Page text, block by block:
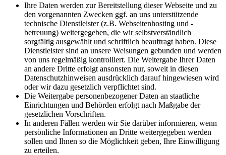
Ihre Daten werden zur Bereitstellung dieser Webseite und zu
den vorgenannten Zwecken ggf. an uns unterstützende
technische Dienstleister (z.B. Webseitenhosting und -
betreuung) weitergegeben, die wir selbstverständlich
sorgfältig ausgewählt und schriftlich beauftragt haben. Diese
Dienstleister sind an unsere Weisungen gebunden und werden
von uns regelmäßig kontrolliert. Die Weitergabe Ihrer Daten
an andere Dritte erfolgt ansonsten nur, soweit in diesen
Datenschutzhinweisen ausdrücklich darauf hingewiesen wird
oder wir dazu gesetzlich verpflichtet sind.
Die Weitergabe personenbezogener Daten an staatliche
Einrichtungen und Behörden erfolgt nach Maßgabe der
gesetzlichen Vorschriften.
In anderen Fällen werden wir Sie darüber informieren, wenn
persönliche Informationen an Dritte weitergegeben werden
sollen und Ihnen so die Möglichkeit geben, Ihre Einwilligung
zu erteilen.